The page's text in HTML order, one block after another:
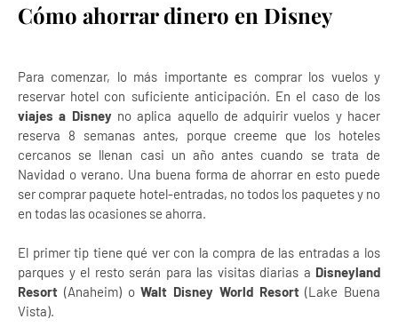
Cómo ahorrar dinero en Disney
Para comenzar, lo más importante es comprar los vuelos y
reservar hotel con suficiente anticipación. En el caso de los
viajes a Disney no aplica aquello de adquirir vuelos y hacer
reserva 8 semanas antes, porque creeme que los hoteles
cercanos se llenan casi un año antes cuando se trata de
Navidad o verano. Una buena forma de ahorrar en esto puede
ser comprar paquete hotel-entradas, no todos los paquetes y no
en todas las ocasiones se ahorra.
El primer tip tiene qué ver con la compra de las entradas a los
parques y el resto serán para las visitas diarias a Disneyland
Resort (Anaheim) oWalt Disney World Resort(Lake Buena
Vista).